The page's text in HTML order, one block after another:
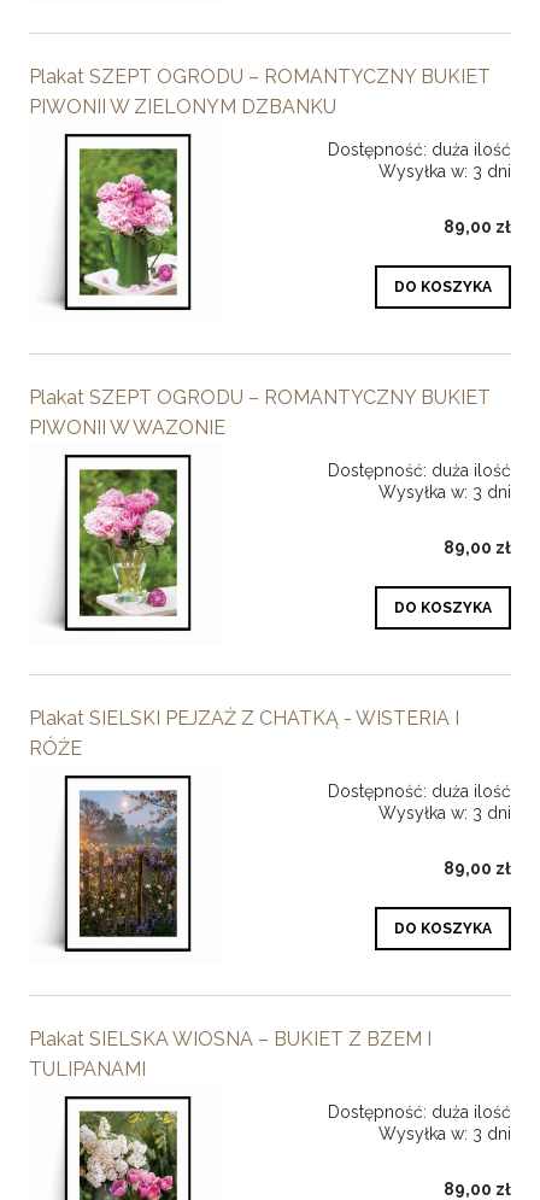
Plakat SZEPT OGRODU – ROMANTYCZNY BUKIET
PIWONII W ZIELONYM DZBANKU
Dostępność: duża ilość
Wysyłka w: 3 dni
89,00 zł
DO KOSZYKA
Plakat SZEPT OGRODU – ROMANTYCZNY BUKIET
PIWONII W WAZONIE
Dostępność: duża ilość
Wysyłka w: 3 dni
89,00 zł
DO KOSZYKA
Plakat SIELSKI PEJZAŻ Z CHATKĄ - WISTERIA I
RÓŻE
Dostępność: duża ilość
Wysyłka w: 3 dni
89,00 zł
DO KOSZYKA
Plakat SIELSKA WIOSNA – BUKIET Z BZEM I
TULIPANAMI
Dostępność: duża ilość
Wysyłka w: 3 dni
89,00 zł